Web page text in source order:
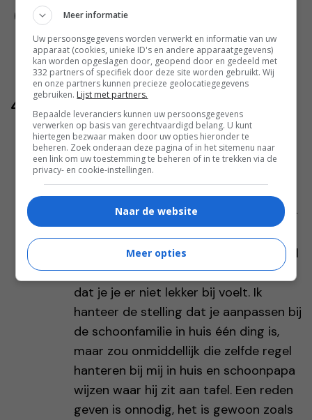
4 reacties
Fiene-06 apr
Hou toch op man, wat een vermoeide
situatie..
Robert van Lieshout-Hendrix 06 apr
Schoonvader bepaalt dus in jullie huis
hoe het er aan toe gaat. En jij spaart al
jaren de kool en de geit. Geen wonder
dat je je er niet lekker bij voelt. Ik
hanteer de stelling dat je aanpassen bij
de schoonfamilie in huis één ding is,
maar zou onmiddellijk die zelfde regel
hanteren bij mij in huis en schoonpapa
wijzen waar hij zit aan tafel. Een reden
geven is onnodig, het is gewoon zoals
Meer informatie
Uw persoonsgegevens worden verwerkt en informatie van uw
apparaat (cookies, unieke ID's en andere apparaatgegevens)
kan worden opgeslagen door, geopend door en gedeeld met
332 partners of specifiek door deze site worden gebruikt. Wij
en onze partners kunnen precieze geolocatiegegevens
gebruiken. Lijst met partners.
Bepaalde leveranciers kunnen uw persoonsgegevens
verwerken op basis van gerechtvaardigd belang. U kunt
hiertegen bezwaar maken door uw opties hieronder te
beheren. Zoek onderaan deze pagina of in het sitemenu naar
een link om uw toestemming te beheren of in te trekken via de
privacy- en cookie-instellingen.
Naar de website
Meer opties